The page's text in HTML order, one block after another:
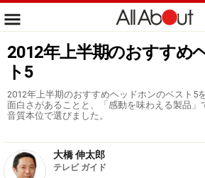
2012年上半期のおすすめ
ト5
2012年上半期のおすすめヘッドホンのベスト5
面白さがあることと、「感動を味わえる製品」
音質本位で選びました。
大橋 伸太郎
テレビ ガイド